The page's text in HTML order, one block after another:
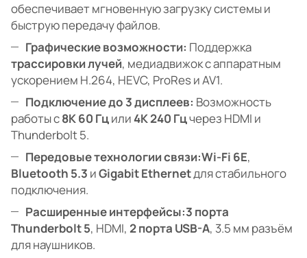
обеспечивает мгновенную загрузку системы и
быструю передачу файлов.
Графические возможности: Поддержка
трассировки лучей, медиадвижок с аппаратным
ускорением H.264, HEVC, ProRes и AV1.
Подключение до 3 дисплеев: Возможность
работы с8K 60 Гцили4K 240 Гцчерез HDMI и
Thunderbolt 5.
Передовые технологии связи:Wi-Fi 6E,
Bluetooth 5.3 иGigabit Ethernetдля стабильного
подключения.
Расширенные интерфейсы:3 порта
Thunderbolt 5, HDMI, 2 порта USB-A, 3.5 мм разъём
для наушников.